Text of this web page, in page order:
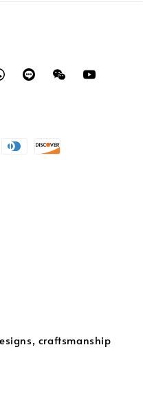
craftsmanship